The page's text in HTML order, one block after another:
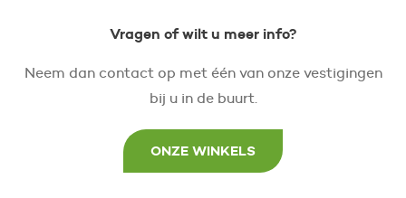
Vragen of wilt u meer info?
Neem dan contact op met één van onze vestigingen
bij u in de buurt.
ONZE WINKELS